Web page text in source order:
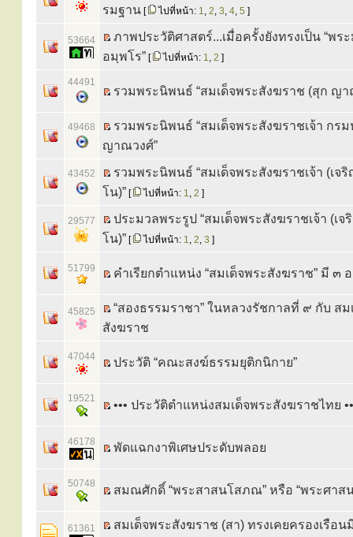
รมฐาน [ ไปที่หน้า: 1, 2, 3, 4, 5 ]
53664
ภาพประวัติศาสตร์...เมื่อครั้งยังทรงเป็น “พร
อมฺพโร” [ ไปที่หน้า: 1, 2 ]
44491
รวมพระนิพนธ์ “สมเด็จพระสังฆราช (สุก ญา
49468
รวมพระนิพนธ์ “สมเด็จพระสังฆราชเจ้า กร
ญาณวงศ์”
43452
รวมพระนิพนธ์ “สมเด็จพระสังฆราชเจ้า (เ
โน)” [ ไปที่หน้า: 1, 2 ]
29577
ประมวลพระรูป “สมเด็จพระสังฆราชเจ้า (เ
โน)” [ ไปที่หน้า: 1, 2, 3 ]
51799 คำเรียกตำแหน่ง “สมเด็จพระสังฆราช” มี ๓
45825
“สองธรรมราชา” ในหลวงรัชกาลที่ ๙ กับ สม
สังฆราช
47044 ประวัติ “คณะสงฆ์ธรรมยุติกนิกาย”
19521 ••• ประวัติตำแหน่งสมเด็จพระสังฆราชไทย
46178 พัดแฉกงาพิเศษประดับพลอย
50748 สมณศักดิ์ “พระสาสนโสภณ” หรือ “พระศาส
61361
สมเด็จพระสังฆราช (สา) ทรงเคยครองเรือ